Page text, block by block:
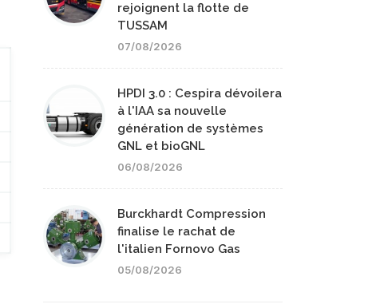
rejoignent la flotte de
TUSSAM
07/08/2026
HPDI 3.0 : Cespira dévoilera
à l'IAA sa nouvelle
génération de systèmes
GNL et bioGNL
06/08/2026
Burckhardt Compression
finalise le rachat de
l'italien Fornovo Gas
05/08/2026